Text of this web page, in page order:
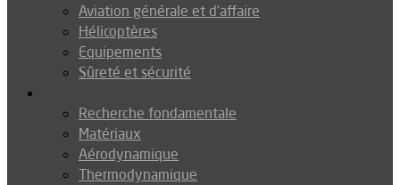
Aviation générale et d’affaire
Hélicoptères
Equipements
Sûreté et sécurité
Recherche fondamentale
Matériaux
Aérodynamique
Thermodynamique